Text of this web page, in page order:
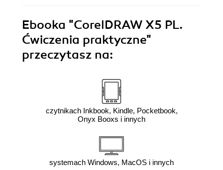
Ebooka "CorelDRAW X5 PL.
Ćwiczenia praktyczne"
przeczytasz na:
czytnikach Inkbook, Kindle, Pocketbook,
Onyx Booxs i innych
systemach Windows, MacOS i innych